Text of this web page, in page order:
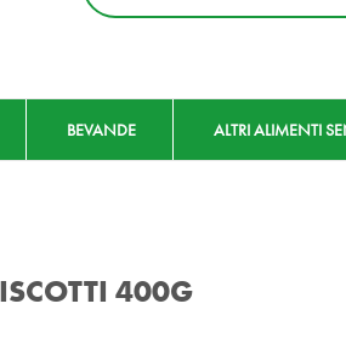
BEVANDE ALTRI ALIMENTI
400G